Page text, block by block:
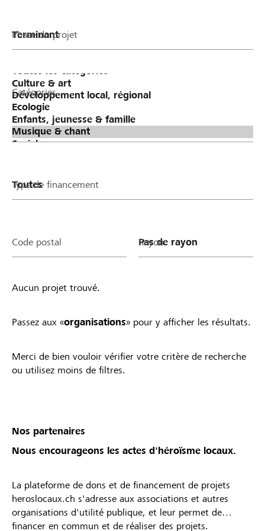
Phase du projet
Catégories
Type de financement
Code postal Rayon
Aucun projet trouvé.
Passez aux «organisations» pour y afficher les résultats.
Merci de bien vouloir vérifier votre critère de recherche
ou utilisez moins de filtres.
Nos partenaires
Nous encourageons les actes d'héroïsme locaux.
La plateforme de dons et de financement de projets
heroslocaux.ch s'adresse aux associations et autres
organisations d'utilité publique, et leur permet de
financer en commun et de réaliser des projets.